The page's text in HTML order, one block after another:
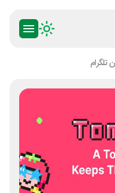
تلگرام